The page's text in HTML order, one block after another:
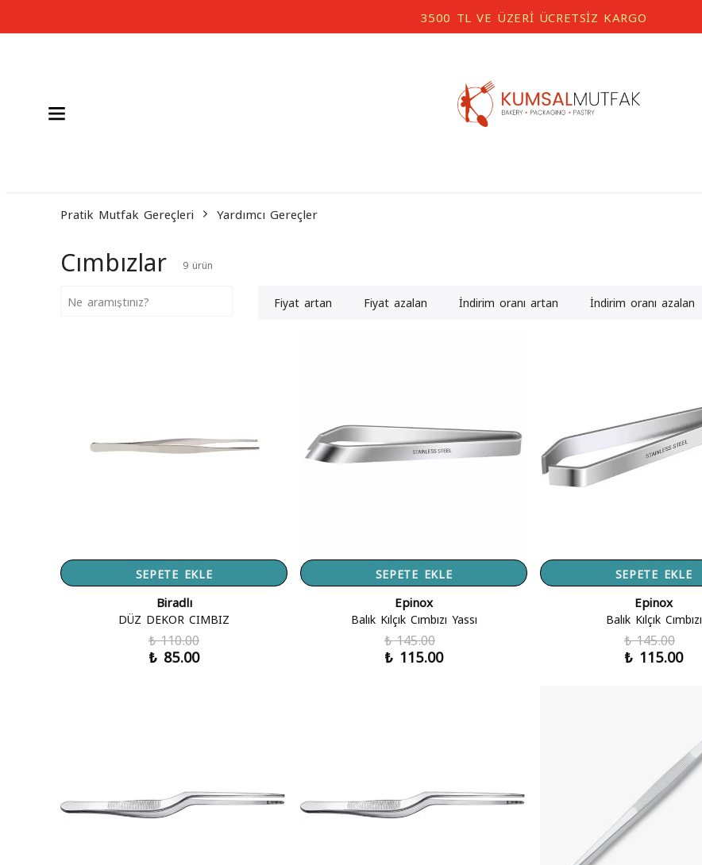
3500 TL VE ÜZERİ ÜCRETSİZ KARGO
Pratik Mutfak Gereçleri Yardımcı Gereçler
Cımbızlar 9 ürün
Fiyat artan Fiyat azalan İndirim oranı artan İndirim oranı azalan
SEPETE EKLE
Biradlı
DÜZ DEKOR CIMBIZ
₺ 110.00
₺ 85.00
SEPETE EKLE
Epinox
Balık Kılçık Cımbızı Yassı
₺ 145.00
₺ 115.00
SEPETE EKLE
Epinox
Balık Kılçık Cımbızı
₺ 145.00
₺ 115.00